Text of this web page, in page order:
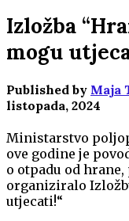
Izložba
mogu
Published by Maja
listopada, 2024
Ministarstvo
ove godine je
o otpadu od hrane,
organiziralo
utjecati!“